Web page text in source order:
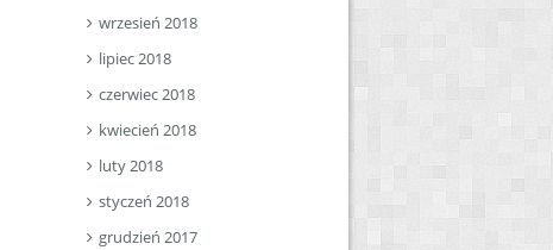
wrzesień 2018
lipiec 2018
czerwiec 2018
kwiecień 2018
luty 2018
styczeń 2018
grudzień 2017